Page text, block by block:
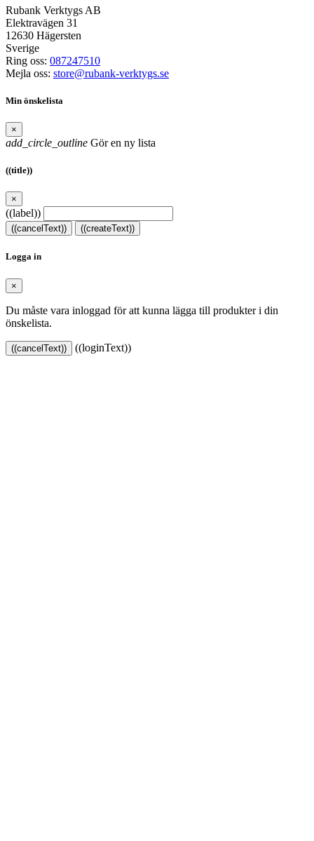
Rubank Verktygs AB
Elektravägen 31
12630 Hägersten
Sverige
Ring oss: 087247510
Mejla oss: store@rubank-verktygs.se
Min önskelista
×
add_circle_outline Gör en ny lista
((title))
×
((label))
((cancelText)) ((createText))
Logga in
×
Du måste vara inloggad för att kunna lägga till produkter i din
önskelista.
((cancelText)) ((loginText))